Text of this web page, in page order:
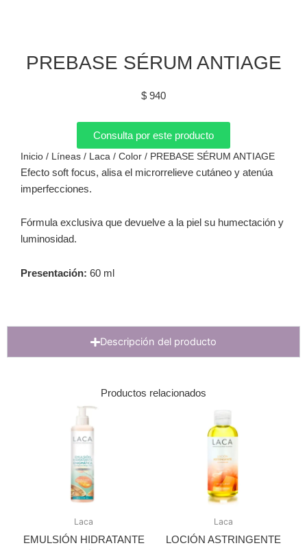
PREBASE SÉRUM ANTIAGE
$ 940
Consulta por este producto
Inicio / Líneas / Laca / Color / PREBASE SÉRUM ANTIAGE
Efecto soft focus, alisa el microrrelieve cutáneo y atenúa
imperfecciones.
Fórmula exclusiva que devuelve a la piel su humectación y
luminosidad.
Presentación: 60 ml
Descripción del producto
Productos relacionados
Laca
EMULSIÓN HIDRATANTE
Laca
LOCIÓN ASTRINGENTE